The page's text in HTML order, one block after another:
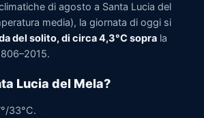
di agosto a Santa Lucia del
media), la giornata di oggi si
del solito, di circa 4,3°C sopra la
Lucia del Mela?
33°C.